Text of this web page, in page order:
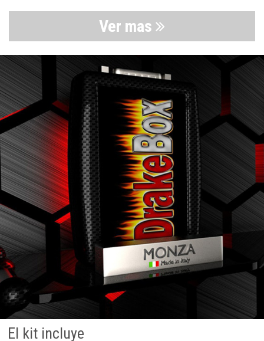
Ver mas
El kit incluye